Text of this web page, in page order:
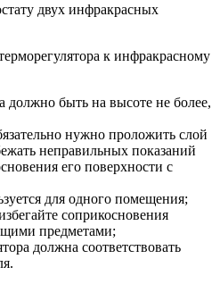
двух инфракрасных
к инфракрасному
должно быть на высоте не более,
нужно проложить слой
неправильных показаний
его поверхности с
для одного помещения;
соприкосновения
предметами;
должна соответствовать